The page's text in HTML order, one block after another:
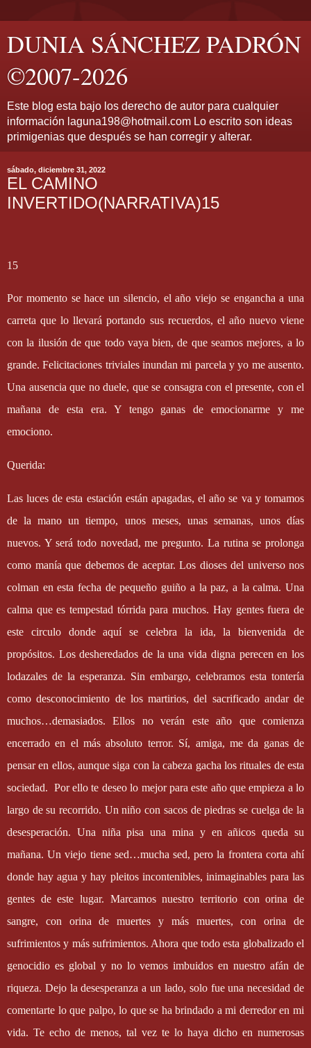
DUNIA SÁNCHEZ PADRÓN
©2007-2026
Este blog esta bajo los derecho de autor para cualquier
información laguna198@hotmail.com Lo escrito son ideas
primigenias que después se han corregir y alterar.
sábado, diciembre 31, 2022
EL CAMINO
INVERTIDO(NARRATIVA)15
15
Por momento se hace un silencio, el año viejo se engancha a una
carreta que lo llevará portando sus recuerdos, el año nuevo viene
con la ilusión de que todo vaya bien, de que seamos mejores, a lo
grande. Felicitaciones triviales inundan mi parcela y yo me ausento.
Una ausencia que no duele, que se consagra con el presente, con el
mañana de esta era. Y tengo ganas de emocionarme y me
emociono.
Querida:
Las luces de esta estación están apagadas, el año se va y tomamos
de la mano un tiempo, unos meses, unas semanas, unos días
nuevos. Y será todo novedad, me pregunto. La rutina se prolonga
como manía que debemos de aceptar. Los dioses del universo nos
colman en esta fecha de pequeño guiño a la paz, a la calma. Una
calma que es tempestad tórrida para muchos. Hay gentes fuera de
este circulo donde aquí se celebra la ida, la bienvenida de
propósitos. Los desheredados de la una vida digna perecen en los
lodazales de la esperanza. Sin embargo, celebramos esta tontería
como desconocimiento de los martirios, del sacrificado andar de
muchos…demasiados. Ellos no verán este año que comienza
encerrado en el más absoluto terror. Sí, amiga, me da ganas de
pensar en ellos, aunque siga con la cabeza gacha los rituales de esta
sociedad. Por ello te deseo lo mejor para este año que empieza a lo
largo de su recorrido. Un niño con sacos de piedras se cuelga de la
desesperación. Una niña pisa una mina y en añicos queda su
mañana. Un viejo tiene sed…mucha sed, pero la frontera corta ahí
donde hay agua y hay pleitos incontenibles, inimaginables para las
gentes de este lugar. Marcamos nuestro territorio con orina de
sangre, con orina de muertes y más muertes, con orina de
sufrimientos y más sufrimientos. Ahora que todo esta globalizado el
genocidio es global y no lo vemos imbuidos en nuestro afán de
riqueza. Dejo la desesperanza a un lado, solo fue una necesidad de
comentarte lo que palpo, lo que se ha brindado a mi derredor en mi
vida. Te echo de menos, tal vez te lo haya dicho en numerosas